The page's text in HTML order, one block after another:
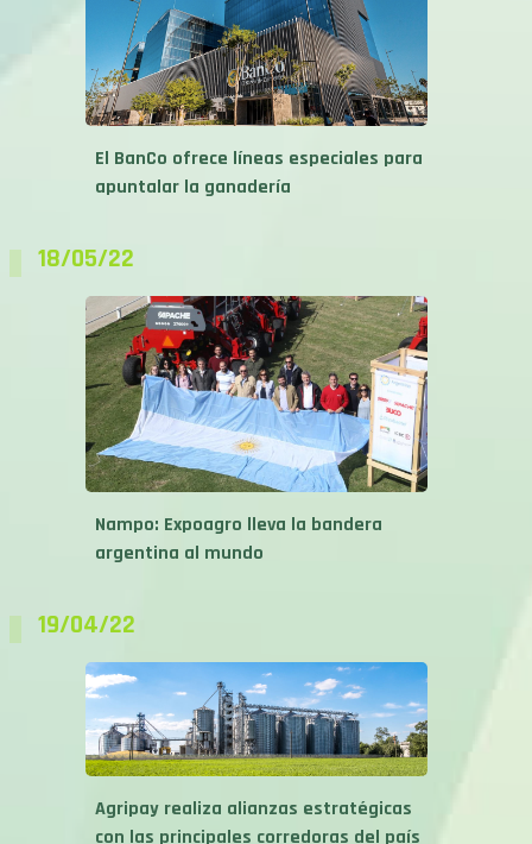
El BanCo ofrece líneas especiales para
apuntalar la ganadería
18/05/22
Nampo: Expoagro lleva la bandera
argentina al mundo
19/04/22
Agripay realiza alianzas estratégicas
con las principales corredoras del país